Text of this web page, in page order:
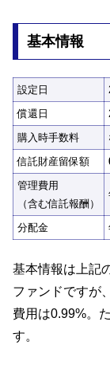
基本情報
設定日
償還日
購入時手数料
信託財産留保額
管理費用
（含む信託報酬）
分配金
基本情報は上記
ファンドですが
費用は0.99%。
す。